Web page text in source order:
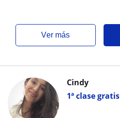
ver más
1ª clase gratis
Cindy